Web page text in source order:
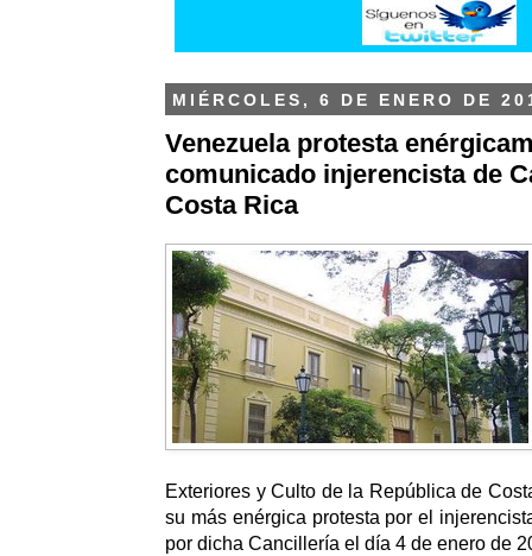
MIÉRCOLES, 6 DE ENERO DE
Venezuela protesta
comunicado injerencista de
Costa Rica
Exteriores y Culto de la República de
su más enérgica protesta por el
por dicha Cancillería el día 4 de enero de